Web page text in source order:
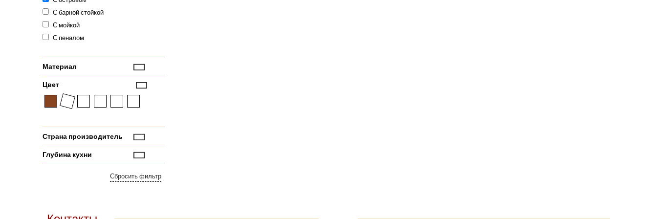
С барной стойкой
С мойкой
С пеналом
Материал
Цвет
Страна производитель
Глубина кухни